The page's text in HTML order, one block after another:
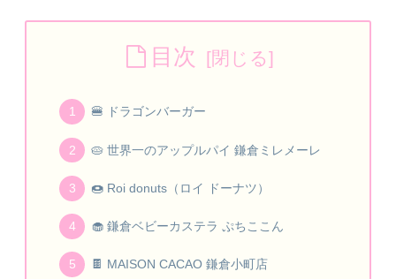
目次
🍔 ドラゴンバーガー
🥧 世界一のアップルパイ 鎌倉ミレメーレ
🍩 Roi donuts（ロイ ドーナツ）
🧁 鎌倉ベビーカステラ ぷちここん
🍫 MAISON CACAO 鎌倉小町店